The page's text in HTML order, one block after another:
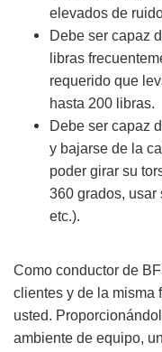
elevados de
Debe ser capaz
libras
requerido que
hasta 200 libras.
Debe ser capaz
y bajarse de la
poder girar su
360 grados, usar
etc.).
Como conductor de
clientes y de la misma
usted.
ambiente de equipo,